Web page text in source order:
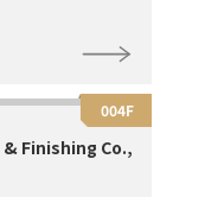
004F
Finishing Co.,